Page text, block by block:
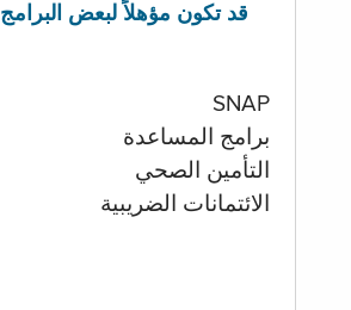
قد تكون مؤهلاً لبعض البرامج
SNAP
برامج المساعدة
التأمين الصحي
الائتمانات الضريبية